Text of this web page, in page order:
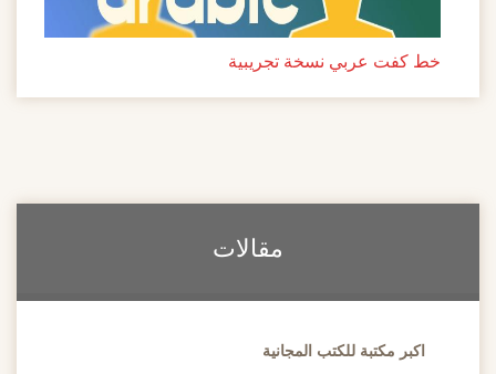
خط كفت عربي نسخة تجريبية
مقالات
اكبر مكتبة للكتب المجانية